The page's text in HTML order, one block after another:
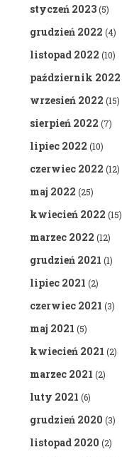
styczeń 2023(5)
grudzień 2022 (4)
listopad 2022 (10)
październik 2022
wrzesień 2022 (15)
sierpień 2022 (7)
lipiec 2022 (10)
czerwiec 2022 (12)
maj 2022 (25)
kwiecień 2022 (15)
marzec 2022 (12)
grudzień 2021 (1)
lipiec 2021 (2)
czerwiec 2021 (3)
maj 2021 (5)
kwiecień 2021 (2)
marzec 2021 (2)
luty 2021 (6)
grudzień 2020 (3)
listopad 2020 (2)